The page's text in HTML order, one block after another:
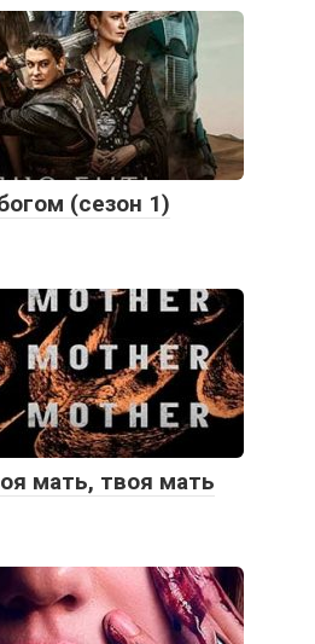
(сезон 1)
мать, твоя мать